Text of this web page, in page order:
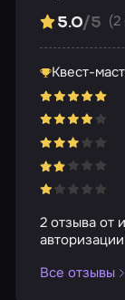
5.0/5 (2
Квест-
2 отзыва от
Все отзывы